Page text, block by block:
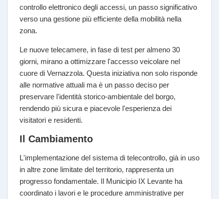
controllo elettronico degli accessi, un passo significativo
verso una gestione più efficiente della mobilità nella
zona.
Le nuove telecamere, in fase di test per almeno 30
giorni, mirano a ottimizzare l'accesso veicolare nel
cuore di Vernazzola. Questa iniziativa non solo risponde
alle normative attuali ma è un passo deciso per
preservare l'identità storico-ambientale del borgo,
rendendo più sicura e piacevole l'esperienza dei
visitatori e residenti.
Il Cambiamento
L'implementazione del sistema di telecontrollo, già in uso
in altre zone limitate del territorio, rappresenta un
progresso fondamentale. Il Municipio IX Levante ha
coordinato i lavori e le procedure amministrative per